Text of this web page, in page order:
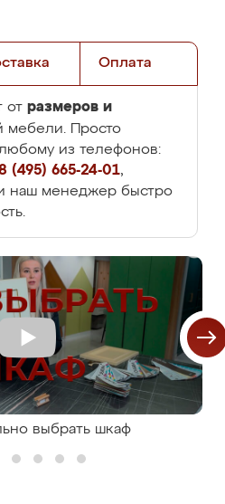
Оплата
от размеров и
мебели. Просто
из телефонов:
(495) 665-24-01,
наш менеджер быстро
выбрать шкаф